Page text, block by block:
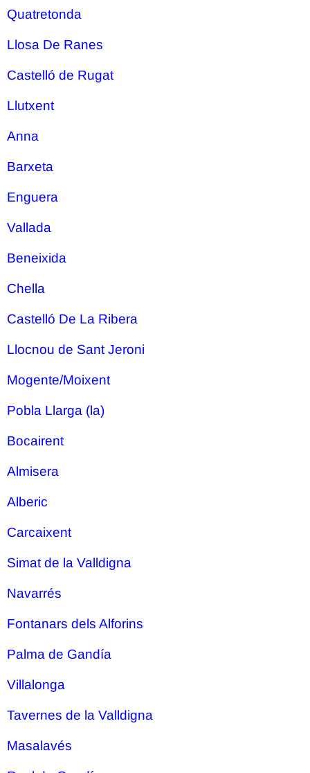
Quatretonda
Llosa De Ranes
Castelló de Rugat
Llutxent
Anna
Barxeta
Enguera
Vallada
Beneixida
Chella
Castelló De La Ribera
Llocnou de Sant Jeroni
Mogente/Moixent
Pobla Llarga (la)
Bocairent
Almisera
Alberic
Carcaixent
Simat de la Valldigna
Navarrés
Fontanars dels Alforins
Palma de Gandía
Villalonga
Tavernes de la Valldigna
Masalavés